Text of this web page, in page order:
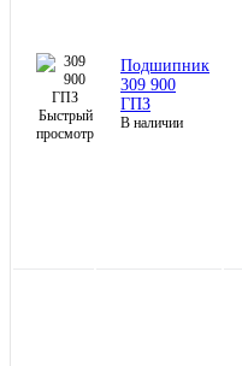
Быстрый
просмотр
Подшипник
309 900
ГПЗ
В наличии